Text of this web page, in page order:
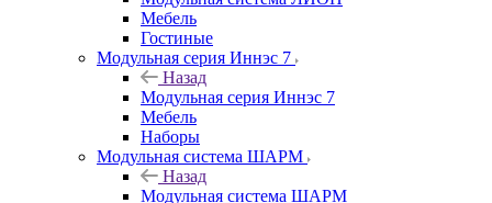
Мебель
Гостиные
Модульная серия Иннэс 7
Назад
Модульная серия Иннэс 7
Мебель
Наборы
Модульная система ШАРМ
Назад
Модульная система ШАРМ